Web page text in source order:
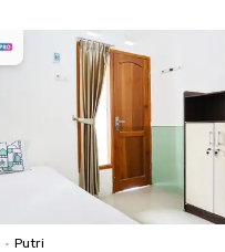
• Putri